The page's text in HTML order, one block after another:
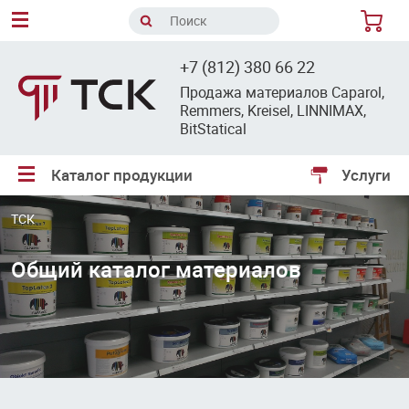
+7 (812) 380 66 22
Продажа материалов Caparol,
Remmers, Kreisel, LINNIMAX,
BitStatical
Каталог продукции Услуги
ТСК
Общий каталог материалов